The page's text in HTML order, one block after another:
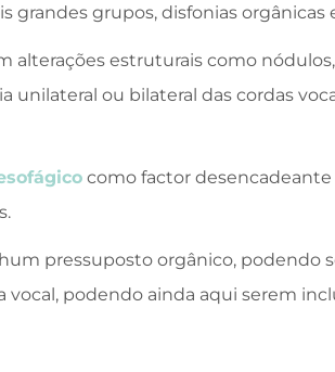
grandes grupos, disfonias orgânicas
alterações estruturais como
unilateral ou bilateral das cordas
como factor desencadeante
pressuposto orgânico, podendo
vocal, podendo ainda aqui serem